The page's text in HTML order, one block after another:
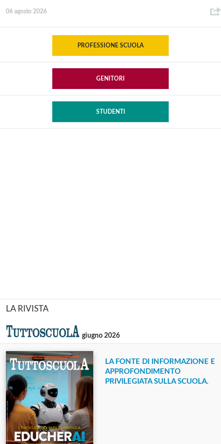
06 agosto 2026
PROFESSIONE SCUOLA
GENITORI
STUDENTI
LA RIVISTA
giugno 2026
LA FONTE DI INFORMAZIONE E
APPROFONDIMENTO
PRIVILEGIATA SULLA SCUOLA.